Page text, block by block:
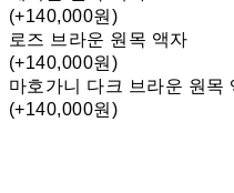
(+140,000원)
로즈 브라운 원목 액자
(+140,000원)
마호가니 다크 브라운 원목
(+140,000원)